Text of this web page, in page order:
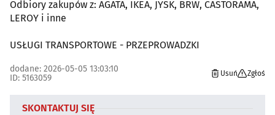
Odbiory zakupów z: AGATA, IKEA, JYSK, BRW, CASTORAMA,
LEROY i inne
USŁUGI TRANSPORTOWE - PRZEPROWADZKI
dodane: 2026-05-05 13:03:10
ID: 5163059
Usuń Zgłoś
SKONTAKTUJ SIĘ